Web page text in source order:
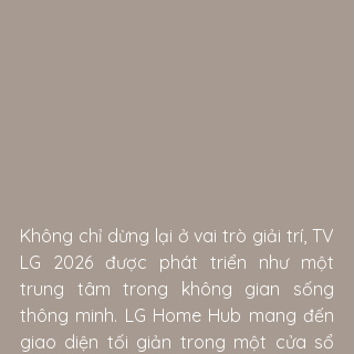
Không chỉ dừng lại ở vai trò giải trí, TV
LG 2026 được phát triển như một
trung tâm trong không gian sống
thông minh. LG Home Hub mang đến
giao diện tối giản trong một cửa sổ